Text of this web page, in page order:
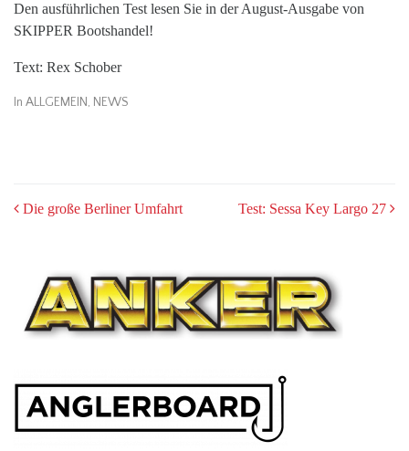
Den ausführlichen Test lesen Sie in der August-Ausgabe von
SKIPPER Bootshandel!
Text: Rex Schober
In ALLGEMEIN, NEWS
POST
Die große Berliner Umfahrt Test: Sessa Key Largo 27